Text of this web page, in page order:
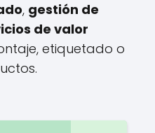
, gestión de
de valor
etiquetado o